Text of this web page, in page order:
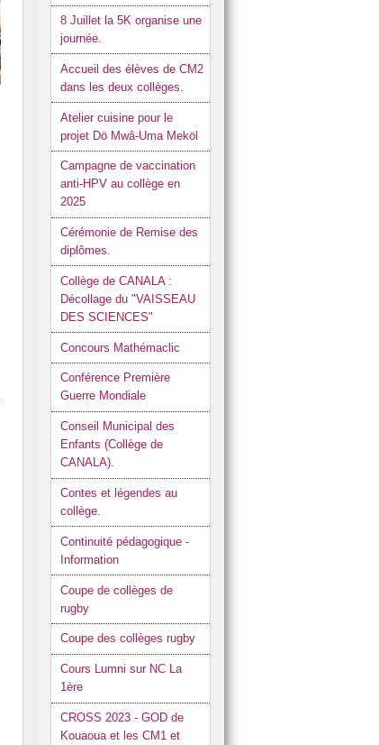
8 Juillet la 5K organise une
journée.
Accueil des élèves de CM2
dans les deux collèges.
Atelier cuisine pour le
projet Dö Mwâ-Uma Meköl
Campagne de vaccination
anti-HPV au collège en
2025
Cérémonie de Remise des
diplômes.
Collège de CANALA :
Décollage du "VAISSEAU
DES SCIENCES"
Concours Mathémaclic
Conférence Première
Guerre Mondiale
Conseil Municipal des
Enfants (Collège de
CANALA).
Contes et légendes au
collège.
Continuité pédagogique -
Information
Coupe de collèges de
rugby
Coupe des collèges rugby
Cours Lumni sur NC La
1ère
CROSS 2023 - GOD de
Kouaoua et les CM1 et